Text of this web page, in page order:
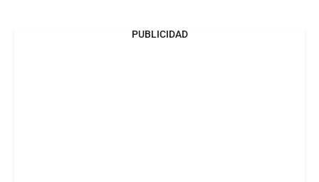
PUBLICIDAD